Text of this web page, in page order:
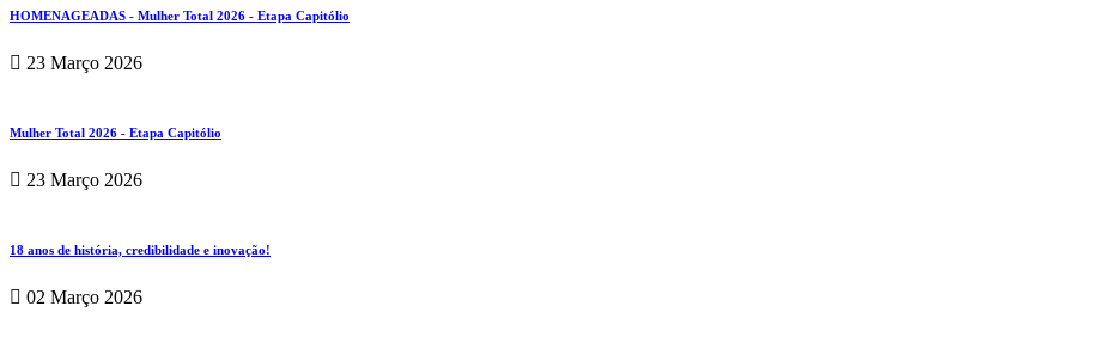
HOMENAGEADAS - Mulher Total 2026 - Etapa Capitólio
23 Março 2026
Mulher Total 2026 - Etapa Capitólio
23 Março 2026
18 anos de história, credibilidade e inovação!
02 Março 2026